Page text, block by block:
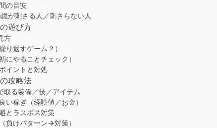
の目安
が刺さる人／刺さらない人
遊び方
方
り返すゲーム？）
にやることチェック）
イントと対処
攻略法
取る装備／技／アイテム
い稼ぎ（経験値／お金）
とラスボス対策
負けパターン→対策）